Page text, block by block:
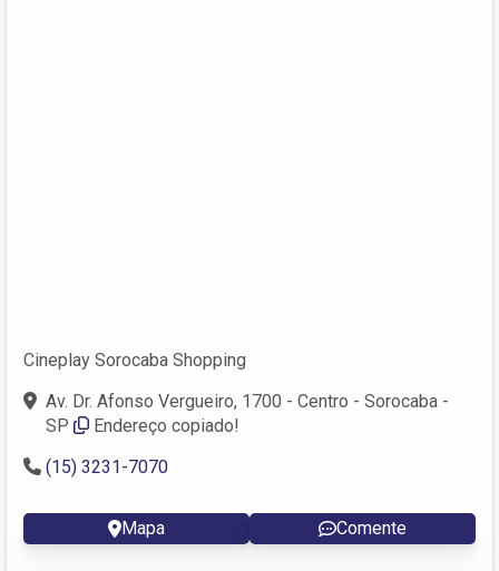
Cineplay Sorocaba Shopping
Av. Dr. Afonso Vergueiro, 1700 - Centro - Sorocaba -
SP
Endereço copiado!
(15) 3231-7070
Mapa Comente